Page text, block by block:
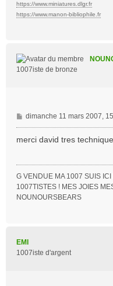
https://www.miniatures.dlgr.fr
https://www.manon-bibliophile.fr
1007iste de bronze
M
e
s
e
dimanche 11 mars 2007,
merci david tres
G VENDUE MA 1007 SUIS
1007TISTES ! MES JOIES
NOUNOURSBEARS
EMI
1007iste d'argent